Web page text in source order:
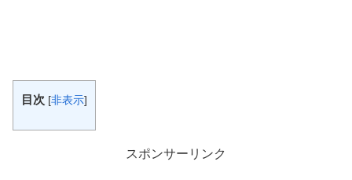
目次 [非表示]
スポンサーリンク